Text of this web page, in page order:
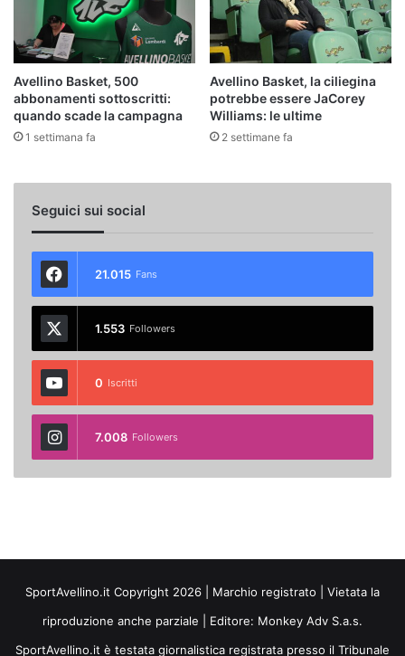
Avellino Basket, 500
abbonamenti sottoscritti:
quando scade la campagna
1 settimana fa
Avellino Basket, la ciliegina
potrebbe essere JaCorey
Williams: le ultime
2 settimane fa
Seguici sui social
21.015 Fans
1.553 Followers
0 Iscritti
7.008 Followers
SportAvellino.it Copyright 2026 | Marchio registrato | Vietata la
riproduzione anche parziale | Editore: Monkey Adv S.a.s.
SportAvellino.it è testata giornalistica registrata presso il Tribunale